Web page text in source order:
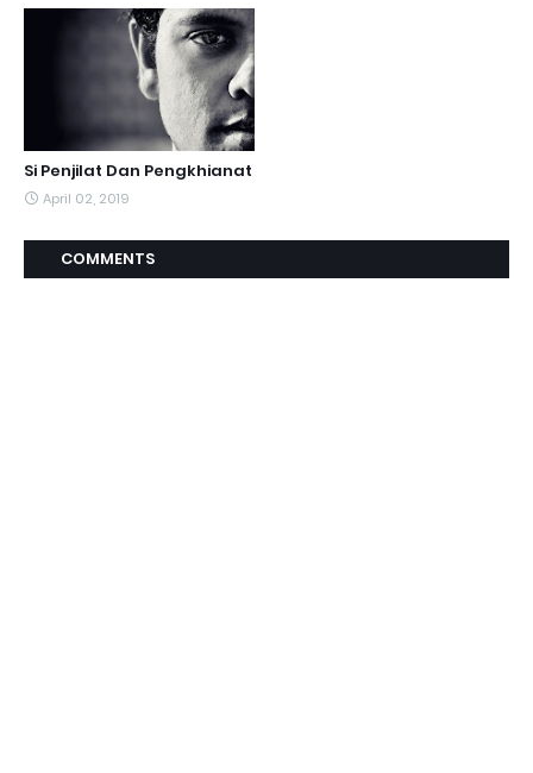
Si Penjilat Dan Pengkhianat
April 02, 2019
COMMENTS